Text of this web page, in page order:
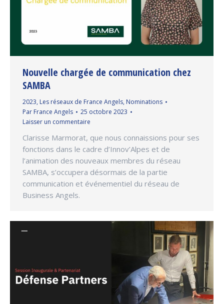
Nouvelle chargée de communication chez
SAMBA
2023, Les réseaux de France Angels, Nominations
Par France Angels
25 octobre 2023
Laisser un commentaire
Clarisse Marmorat, que nous connaissions pour ses
fonctions dans le cadre d’Innov’Alpes et de
l’animation des nouveaux membres du réseau
SAMBA, s’occupera désormais de la partie
communication et événementiel du réseau de
Business Angels.